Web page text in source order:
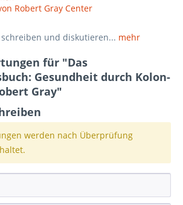
Robert Gray Center
und diskutieren... mehr
für "Das
Gesundheit durch Kolon-
Gray"
werden nach Überprüfung